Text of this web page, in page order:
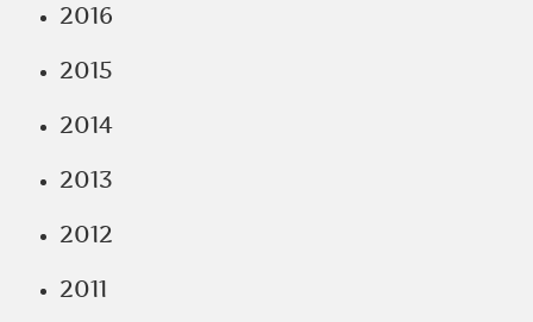
2016
2015
2014
2013
2012
2011